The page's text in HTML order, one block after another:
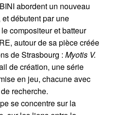
abordent un nouveau
débutent par une
compositeur et batteur
autour de sa pièce créée
de Strasbourg : Myotis V.
de création, une série
en jeu, chacune avec
recherche.
se concentre sur la